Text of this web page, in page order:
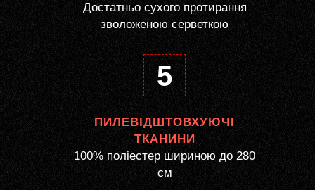
Достатньо сухого протирання
зволоженою серветкою
5
ПИЛЕВІДШТОВХУЮЧІ
ТКАНИНИ
100% поліестер шириною до 280
см